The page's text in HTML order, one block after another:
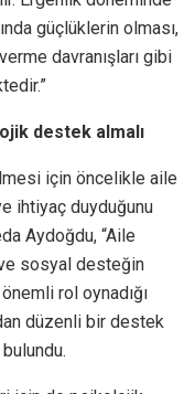
güçlüklerin olması,
davranışları gibi
destek almalı
için öncelikle aile
ihtiyaç duyduğunu
Aydoğdu, “Aile
sosyal desteğin
rol oynadığı
düzenli bir destek